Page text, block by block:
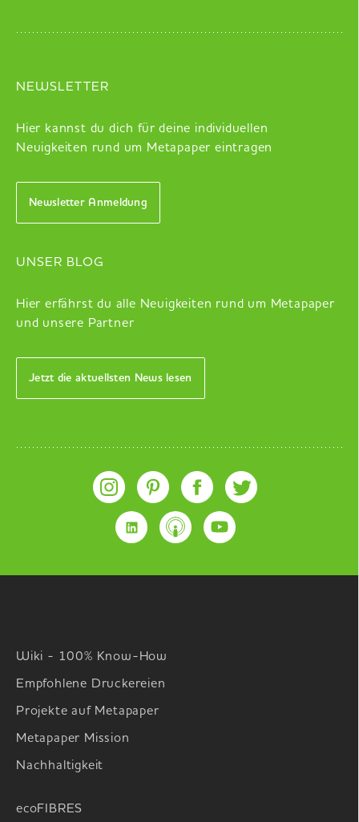
NEWSLETTER
Hier kannst du dich für deine individuellen
Neuigkeiten rund um Metapaper eintragen
Newsletter Anmeldung
UNSER BLOG
Hier erfährst du alle Neuigkeiten rund um Metapaper
und unsere Partner
Jetzt die aktuellsten News lesen
Wiki - 100% Know-How
Empfohlene Druckereien
Projekte auf Metapaper
Metapaper Mission
Nachhaltigkeit
ecoFIBRES